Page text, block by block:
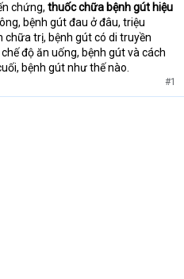
chứng, thuốc chữa bệnh gút hiệu
bệnh gút đau ở đâu, triệu
chữa trị, bệnh gút có di truyền
độ ăn uống, bệnh gút và cách
bệnh gút như thế nào.
#1